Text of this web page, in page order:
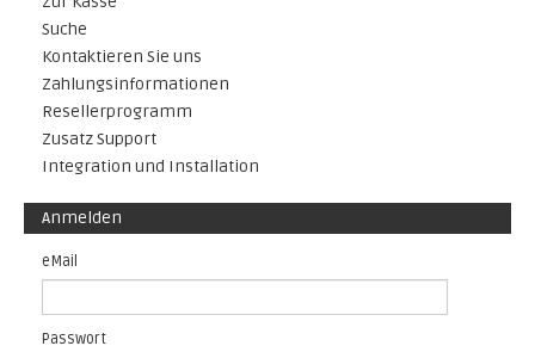
Suche
Kontaktieren Sie uns
Zahlungsinformationen
Resellerprogramm
Zusatz Support
Integration und Installation
Anmelden
eMail
Passwort